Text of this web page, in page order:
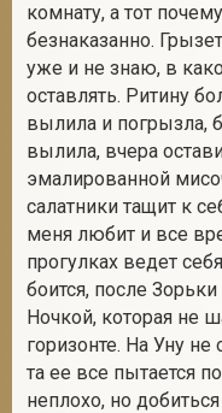
комнату, а тот
безнаказанно.
уже и не знаю, в
оставлять. Ритину
вылила и погрызла,
вылила, вчера
эмалированной
салатники тащит к
меня любит и все
прогулках ведет
боится, после
Ночкой, которая не
горизонте. На Уну
та ее все пытается
неплохо, но